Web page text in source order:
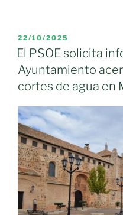
PUBLICADO
EL
22/10/2025
El PSOE solicita
Ayuntamiento
cortes de agua en